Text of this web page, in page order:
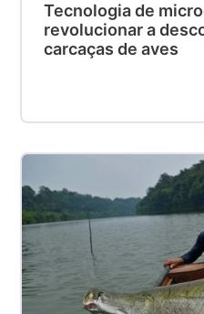
Tecnologia de
revolucionar a
carcaças de aves